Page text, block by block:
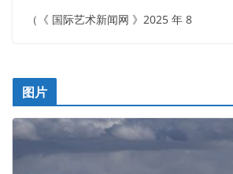
（《 国际艺术新闻网 》2025 年 8
图片